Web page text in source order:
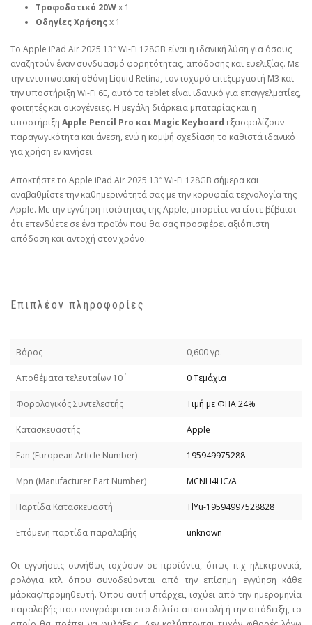
Τροφοδοτικό 20Wx 1
Οδηγίες Χρήσηςx 1
Το Apple iPad Air 2025 13″ Wi-Fi 128GB είναι η ιδανική λύση για όσους
αναζητούν έναν συνδυασμό φορητότητας, απόδοσης και ευελιξίας. Με
την εντυπωσιακή οθόνη Liquid Retina, τον ισχυρό επεξεργαστή M3 και
την υποστήριξη Wi-Fi 6E, αυτό το tablet είναι ιδανικό για επαγγελματίες,
φοιτητές και οικογένειες. Η μεγάλη διάρκεια μπαταρίας και η
υποστήριξη Apple Pencil Pro και Magic Keyboard εξασφαλίζουν
παραγωγικότητα και άνεση, ενώ η κομψή σχεδίαση το καθιστά ιδανικό
για χρήση εν κινήσει.
Αποκτήστε το Apple iPad Air 2025 13″ Wi-Fi 128GB σήμερα και
αναβαθμίστε την καθημερινότητά σας με την κορυφαία τεχνολογία της
Apple. Με την εγγύηση ποιότητας της Apple, μπορείτε να είστε βέβαιοι
ότι επενδύετε σε ένα προϊόν που θα σας προσφέρει αξιόπιστη
απόδοση και αντοχή στον χρόνο.
Επιπλέον πληροφορίες
Βάρος 0,600 γρ.
Απoθέματα τελευταίων 10΄ 0 Τεμάχια
Φορολογικός Συντελεστής Τιμή με ΦΠΑ 24%
Κατασκευαστής Apple
Εan (European Article Number) 195949975288
Mpn (Manufacturer Part Number) MCNH4HC/A
Παρτίδα Κατασκευαστή TlYu-19594997528828
Επόμενη παρτίδα παραλαβής unknown
Οι εγγυήσεις συνήθως ισχύουν σε προϊόντα, όπως π.χ ηλεκτρονικά,
ρολόγια κτλ όπου συνοδεύονται από την επίσημη εγγύηση κάθε
μάρκας/προμηθευτή. Όπου αυτή υπάρχει, ισχύει από την ημερομηνία
παραλαβής που αναγράφεται στο δελτίο αποστολή ή την απόδειξη, το